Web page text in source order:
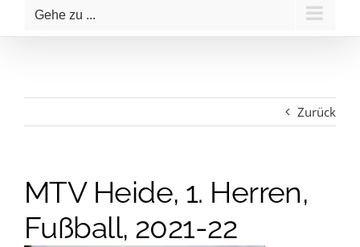
Gehe zu ...
Zurück
MTV Heide, 1. Herren,
Fußball, 2021-22